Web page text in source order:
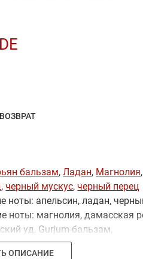
бальзам,Ладан, Магнолия,
,черный мускус,черный перец
ноты: апельсин, ладан,
ноты: магнолия, дамасская
уд, Gurjum-бальзам,
серый мускус.
ОПИСАНИЕ